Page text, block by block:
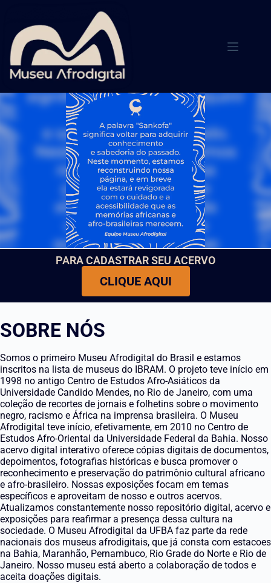
PARA CADASTRAR SEU ACERVO
CLIQUE AQUI
SOBRE NÓS
Somos o primeiro Museu Afrodigital do Brasil e estamos
inscritos na lista de museus do IBRAM. O projeto teve início em
1998 no antigo Centro de Estudos Afro-Asiáticos da
Universidade Candido Mendes, no Rio de Janeiro, com uma
coleção de recortes de jornais e folhetins sobre o movimento
negro, racismo e África na imprensa brasileira. O Museu
Afrodigital teve início, efetivamente, em 2010 no Centro de
Estudos Afro-Oriental da Universidade Federal da Bahia. Nosso
acervo digital interativo oferece cópias digitais de documentos,
depoimentos, fotografias históricas e busca promover o
reconhecimento e preservação do patrimônio cultural africano
e afro-brasileiro. Nossas exposições focam em temas
específicos e aproveitam de nosso e outros acervos.
Atualizamos constantemente nosso repositório digital, acervo e
exposições para reafirmar a presença dessa cultura na
sociedade. O Museu Afrodigital da UFBA faz parte da rede
nacionais dos museus afrodigitais, que já consta com estacoes
na Bahia, Maranhão, Pernambuco, Rio Grade do Norte e Rio de
Janeiro. Nosso museu está aberto a colaboração de todos e
aceita doações digitais.